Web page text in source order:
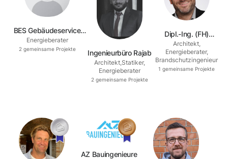
BES Gebäudeservice
Multimedia -IT- und
Energieberatungs UG
Energieberater
2gemeinsame Projekte Ingenieurbüro Rajab
Architekt Statiker,
Energieberater
2 gemeinsame Projekte
Dipl.-Ing. (FH)
Architekt Uwe Klaila
Architekt,
Energieberater,
Brandschutzingenieur
1 gemeinsame Projekte
AZ Bauingenieure